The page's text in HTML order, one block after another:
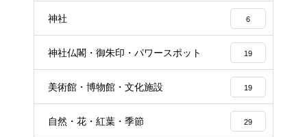
神社 6
神社仏閣・御朱印・パワースポット 19
美術館・博物館・文化施設 19
自然・花・紅葉・季節 29